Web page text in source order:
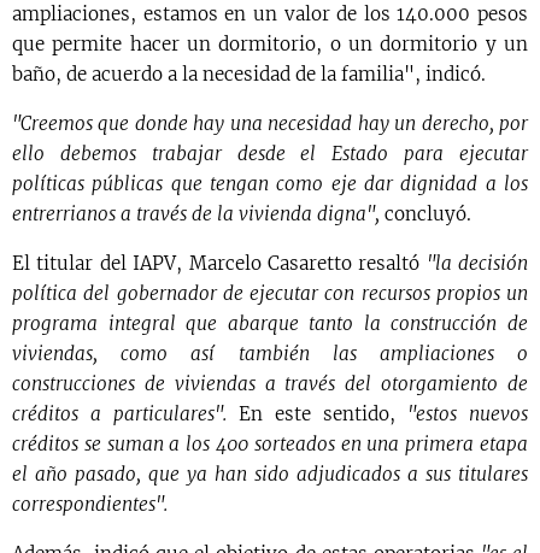
ampliaciones, estamos en un valor de los 140.000 pesos
que permite hacer un dormitorio, o un dormitorio y un
baño, de acuerdo a la necesidad de la familia", indicó.
"Creemos que donde hay una necesidad hay un derecho, por
ello debemos trabajar desde el Estado para ejecutar
políticas públicas que tengan como eje dar dignidad a los
entrerrianos a través de la vivienda digna", concluyó.
El titular del IAPV, Marcelo Casaretto resaltó "la decisión
política del gobernador de ejecutar con recursos propios un
programa integral que abarque tanto la construcción de
viviendas, como así también las ampliaciones o
construcciones de viviendas a través del otorgamiento de
créditos a particulares". En este sentido,
"estos nuevos
créditos se suman a los 400 sorteados en una primera etapa
el año pasado, que ya han sido adjudicados a sus titulares
correspondientes".